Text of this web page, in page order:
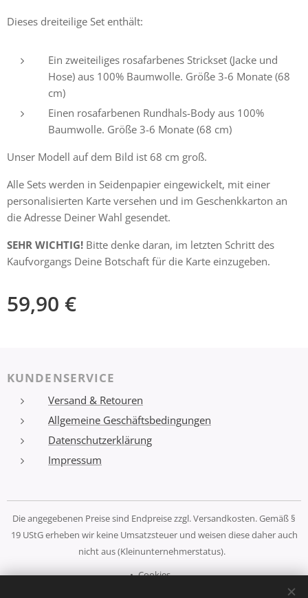
Dieses dreiteilige Set enthält:
Ein zweiteiliges rosafarbenes Strickset (Jacke und
Hose) aus 100% Baumwolle. Größe 3-6 Monate (68
cm)
Einen rosafarbenen Rundhals-Body aus 100%
Baumwolle. Größe 3-6 Monate (68 cm)
Unser Modell auf dem Bild ist 68 cm groß.
Alle Sets werden in Seidenpapier eingewickelt, mit einer
personalisierten Karte versehen und im Geschenkkarton an
die Adresse Deiner Wahl gesendet.
SEHR WICHTIG! Bitte denke daran, im letzten Schritt des
Kaufvorgangs Deine Botschaft für die Karte einzugeben.
59,90 €
KUNDENSERVICE
Versand & Retouren
Allgemeine Geschäftsbedingungen
Datenschutzerklärung
Impressum
Die angegebenen Preise sind Endpreise zzgl. Versandkosten. Gemäß §
19 UStG erheben wir keine Umsatzsteuer und weisen diese daher auch
nicht aus (Kleinunternehmerstatus).
Cookies